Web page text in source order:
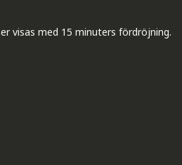
visas med 15 minuters fördröjning.